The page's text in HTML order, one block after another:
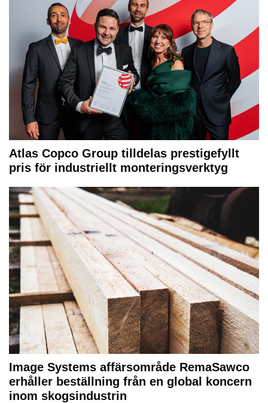
Atlas Copco Group tilldelas prestigefyllt
pris för industriellt monteringsverktyg
Image Systems affärsområde RemaSawco
erhåller beställning från en global koncern
inom skogsindustrin